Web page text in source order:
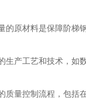
的原材料是保障阶梯
生产工艺和技术，如
质量控制流程，包括